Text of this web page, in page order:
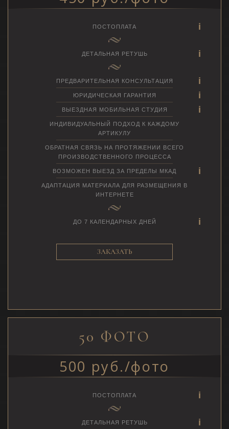
ПОСТОПЛАТА
ДЕТАЛЬНАЯ РЕТУШЬ
ПРЕДВАРИТЕЛЬНАЯ КОНСУЛЬТАЦИЯ
ЮРИДИЧЕСКАЯ ГАРАНТИЯ
ВЫЕЗДНАЯ МОБИЛЬНАЯ СТУДИЯ
ИНДИВИДУАЛЬНЫЙ ПОДХОД К КАЖДОМУ
АРТИКУЛУ
ОБРАТНАЯ СВЯЗЬ НА ПРОТЯЖЕНИИ ВСЕГО
ПРОИЗВОДСТВЕННОГО ПРОЦЕССА
ВОЗМОЖЕН ВЫЕЗД ЗА ПРЕДЕЛЫ МКАД
АДАПТАЦИЯ МАТЕРИАЛА ДЛЯ РАЗМЕЩЕНИЯ В
ИНТЕРНЕТЕ
ДО 7 КАЛЕНДАРНЫХ ДНЕЙ
ЗАКАЗАТЬ
50 ФОТО
500 руб./фото
ПОСТОПЛАТА
ДЕТАЛЬНАЯ РЕТУШЬ